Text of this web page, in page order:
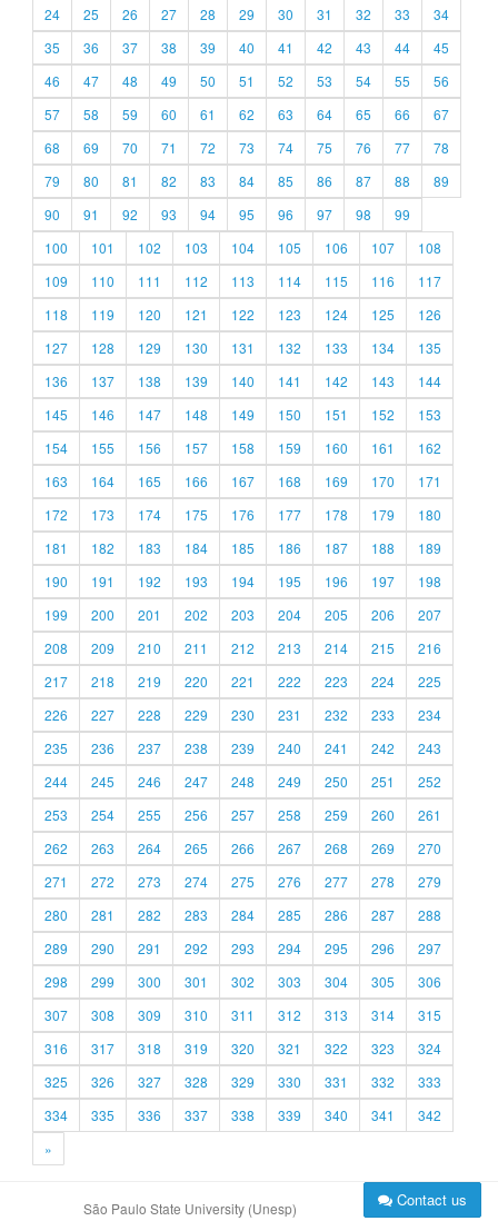
24
25 26 27 28 29 30 31 32 33
34
35
36 37 38 39 40 41 42 43 44
45
46
47 48 49 50 51 52 53 54 55
56
57
58 59 60 61 62 63 64 65 66
67
68
69 70 71 72 73 74 75 76 77
78
79
80 81 82 83 84 85 86 87 88
89
90
91 92 93 94 95 96 97 98
99
100
101 102 103 104 105 106 107
108
109
110 111 112 113 114 115 116
117
118
119 120 121 122 123 124 125
126
127
128 129 130 131 132 133 134
135
136
137 138 139 140 141 142 143
144
145
146 147 148 149 150 151 152
153
154
155 156 157 158 159 160 161
162
163
164 165 166 167 168 169 170
171
172
173 174 175 176 177 178 179
180
181
182 183 184 185 186 187 188
189
190
191 192 193 194 195 196 197
198
199
200 201 202 203 204 205 206
207
208
209 210 211 212 213 214 215
216
217
218 219 220 221 222 223 224
225
226
227 228 229 230 231 232 233
234
235
236 237 238 239 240 241 242
243
244
245 246 247 248 249 250 251
252
253
254 255 256 257 258 259 260
261
262
263 264 265 266 267 268 269
270
271
272 273 274 275 276 277 278
279
280
281 282 283 284 285 286 287
288
289
290 291 292 293 294 295 296
297
298
299 300 301 302 303 304 305
306
307
308 309 310 311 312 313 314
315
316
317 318 319 320 321 322 323
324
325
326 327 328 329 330 331 332
333
334
335 336 337 338 339 340 341
342
»
São Paulo State University (Unesp) Contact us